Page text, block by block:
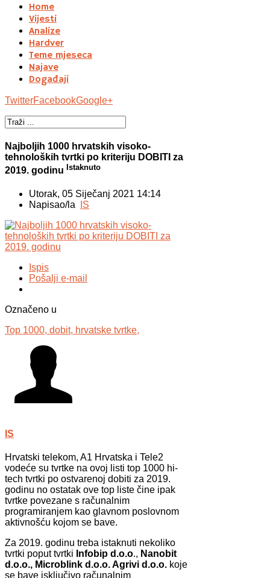
Home
Vijesti
Analize
Hardver
Teme mjeseca
Najave
Događaji
TwitterFacebookGoogle+
Najboljih 1000 hrvatskih visoko-
tehnoloških tvrtki po kriteriju DOBITI za
2019. godinu Istaknuto
Utorak, 05 Siječanj 2021 14:14
Napisao/la
IS
Ispis
Pošalji e-mail
Označeno u
Top 1000, dobit, hrvatske tvrtke,
IS
Hrvatski telekom, A1 Hrvatska i Tele2
vodeće su tvrtke na ovoj listi top 1000 hi-
tech tvrtki po ostvarenoj dobiti za 2019.
godinu no ostatak ove top liste čine ipak
tvrtke povezane s računalnim
programiranjem kao glavnom poslovnom
aktivnošću kojom se bave.
Za 2019. godinu treba istaknuti nekoliko
tvrtki poput tvrtki Infobip d.o.o., Nanobit
d.o.o., Microblink d.o.o. Agrivi d.o.o. koje
se bave isključivo računalnim